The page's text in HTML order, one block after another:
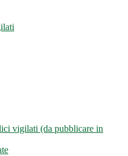
vigilati (da pubblicare in